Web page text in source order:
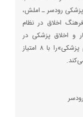
رودسر ـ املش،
اخلاق در نظام
و اخلاق پزشکی در
راهنمای عمومی اخلاق حرفه‌ای سازمان نظام پزشکی»را با ۸ امتیاز